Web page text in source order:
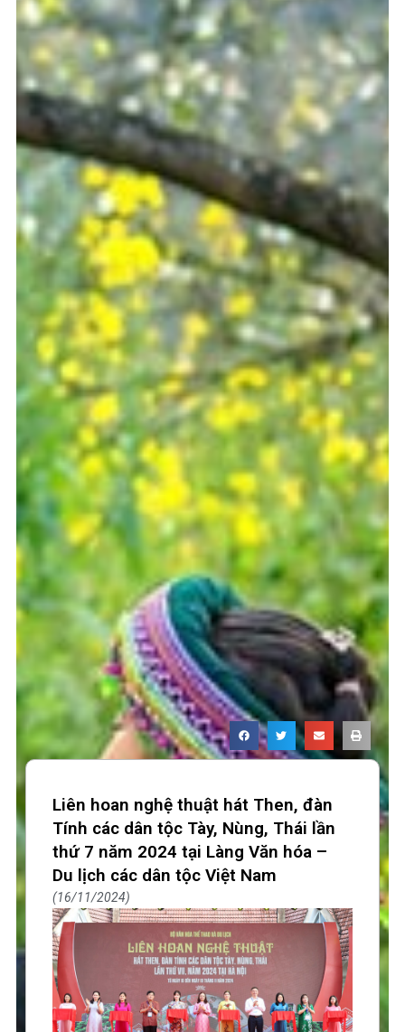
Liên hoan nghệ thuật hát Then, đàn
Tính các dân tộc Tày, Nùng, Thái lần
thứ 7 năm 2024 tại Làng Văn hóa –
Du lịch các dân tộc Việt Nam
16/11/2024